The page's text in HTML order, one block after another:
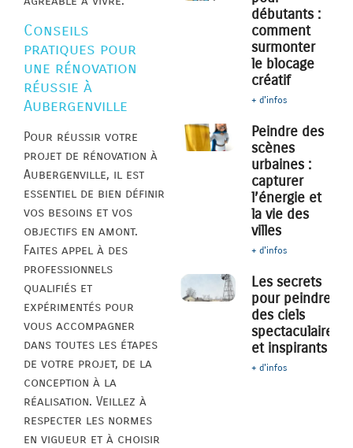
Conseils
pratiques pour
une rénovation
réussie à
Aubergenville
Pour réussir votre
projet de rénovation à
Aubergenville, il est
essentiel de bien définir
vos besoins et vos
objectifs en amont.
Faites appel à des
professionnels
qualifiés et
expérimentés pour
vous accompagner
dans toutes les étapes
de votre projet, de la
conception à la
réalisation. Veillez à
respecter les normes
en vigueur et à choisir
débutants :
comment
surmonter
le blocage
créatif
+ d'infos
Peindre des
scènes
urbaines :
capturer
l’énergie et
la vie des
villes
+ d'infos
Les secrets
pour peindre
des ciels
spectaculaires
et inspirants
+ d'infos